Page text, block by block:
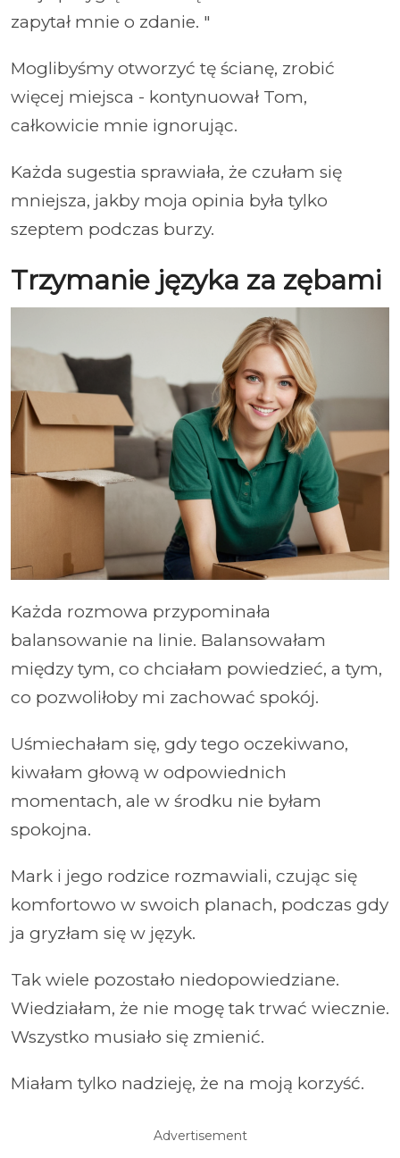
zapytał mnie o zdanie. "
Moglibyśmy otworzyć tę ścianę, zrobić
więcej miejsca - kontynuował Tom,
całkowicie mnie ignorując.
Każda sugestia sprawiała, że czułam się
mniejsza, jakby moja opinia była tylko
szeptem podczas burzy.
Trzymanie języka za zębami
Każda rozmowa przypominała
balansowanie na linie. Balansowałam
między tym, co chciałam powiedzieć, a tym,
co pozwoliłoby mi zachować spokój.
Uśmiechałam się, gdy tego oczekiwano,
kiwałam głową w odpowiednich
momentach, ale w środku nie byłam
spokojna.
Mark i jego rodzice rozmawiali, czując się
komfortowo w swoich planach, podczas gdy
ja gryzłam się w język.
Tak wiele pozostało niedopowiedziane.
Wiedziałam, że nie mogę tak trwać wiecznie.
Wszystko musiało się zmienić.
Miałam tylko nadzieję, że na moją korzyść.
Advertisement